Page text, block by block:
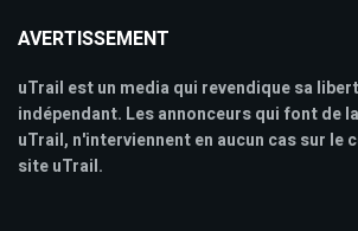
AVERTISSEMENT
uTrail est un media qui revendique sa
indépendant. Les annonceurs qui font de
uTrail, n'interviennent en aucun cas sur le
site uTrail.